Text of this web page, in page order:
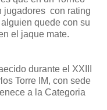
jugadores con rating
quede con su
el jaque mate.
durante el XXIII
Torre IM, con sede
a la Categoria